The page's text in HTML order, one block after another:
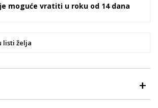
moguće vratiti u roku od 14 dana
listi želja